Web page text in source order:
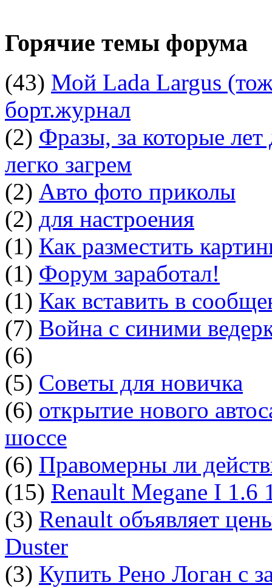
Горячие темы форума
(43) Мой Lada Largus
борт.журнал
(2) Фразы, за которые
легко загрем
(2) Авто фото приколы
(2) для настроения
(1) Как разместить
(1) Форум заработал!
(1) Как вставить в
(7) Война с синими
(6)
(5) Советы для новичка
(6) открытие нового
шоссе
(6) Правомерны ли
(15) Renault Megane I 1.6
(3) Renault объявляет
Duster
(3) Купить Рено Логан с